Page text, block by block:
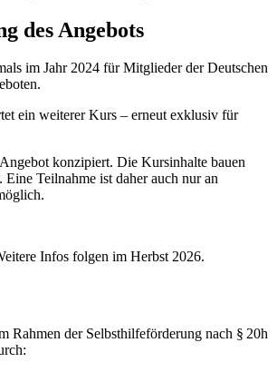
des Angebots
im Jahr 2024 für Mitglieder der Deutschen
ein weiterer Kurs – erneut exklusiv für
konzipiert. Die Kursinhalte bauen
Eine Teilnahme ist daher auch nur an
Infos folgen im Herbst 2026.
Rahmen der Selbsthilfeförderung nach § 20h